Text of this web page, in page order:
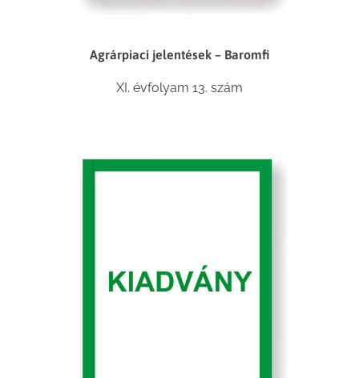
Agrárpiaci jelentések – Baromfi
XI. évfolyam 13. szám